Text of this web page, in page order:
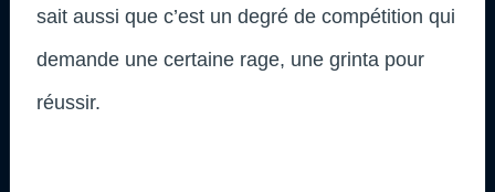
sait aussi que c’est un degré de compétition qui
demande une certaine rage, une grinta pour
réussir.